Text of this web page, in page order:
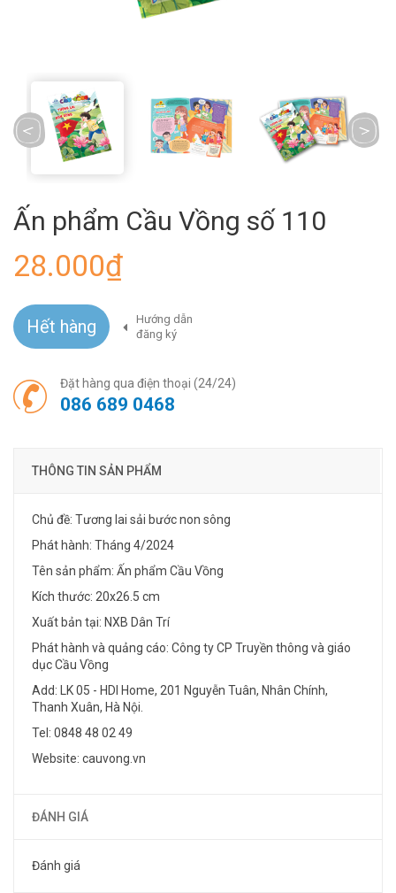
prev next
Ấn phẩm Cầu Vồng số 110
28.000₫
Hết hàng
Hướng dẫn
đăng ký
Đặt hàng qua điện thoại (24/24)
086 689 0468
THÔNG TIN SẢN PHẨM
Chủ đề: Tương lai sải bước non sông
Phát hành: Tháng 4/2024
Tên sản phẩm: Ấn phẩm Cầu Vồng
Kích thước: 20x26.5 cm
Xuất bản tại: NXB Dân Trí
Phát hành và quảng cáo: Công ty CP Truyền thông và giáo
dục Cầu Vồng
Add: LK 05 - HDI Home, 201 Nguyễn Tuân, Nhân Chính,
Thanh Xuân, Hà Nội.
Tel: 0848 48 02 49
Website: cauvong.vn
ĐÁNH GIÁ
Đánh giá